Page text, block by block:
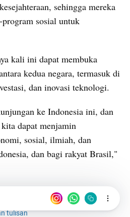
sehingga mereka
sosial untuk
kali ini dapat membuka
kedua negara, termasuk di
dan inovasi teknologi.
ke Indonesia ini, dan
dapat menjamin
sosial, ilmiah, dan
dan bagi rakyat Brasil,"
Brasil
tulisan